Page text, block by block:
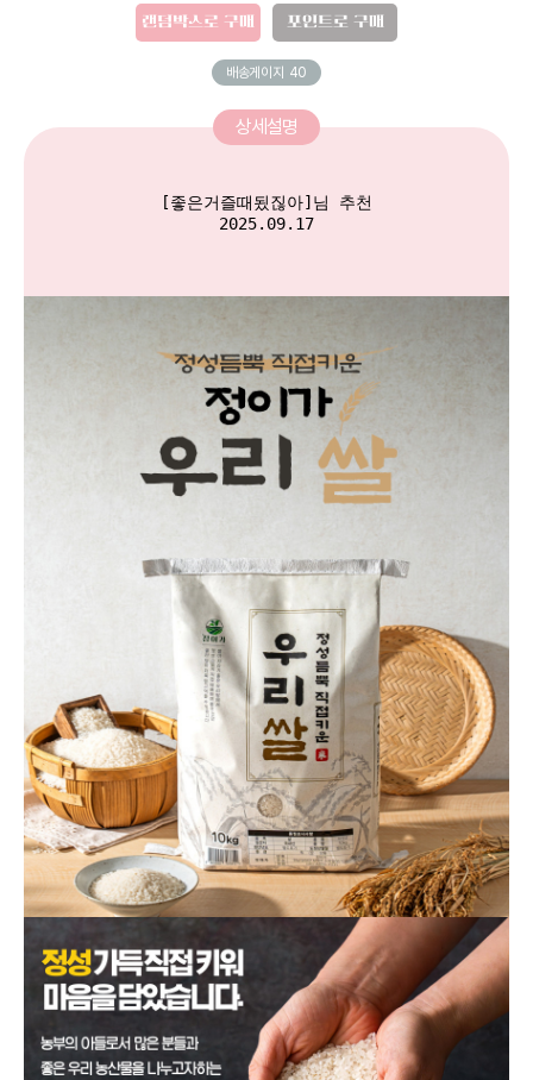
랜덤박스로 구매 포인트로 구매
배송게이지 40
상세설명
[좋은거즐때됬짆아]님 추천
2025.09.17